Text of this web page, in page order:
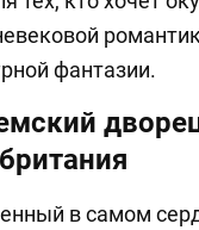
фантазии.
в самом